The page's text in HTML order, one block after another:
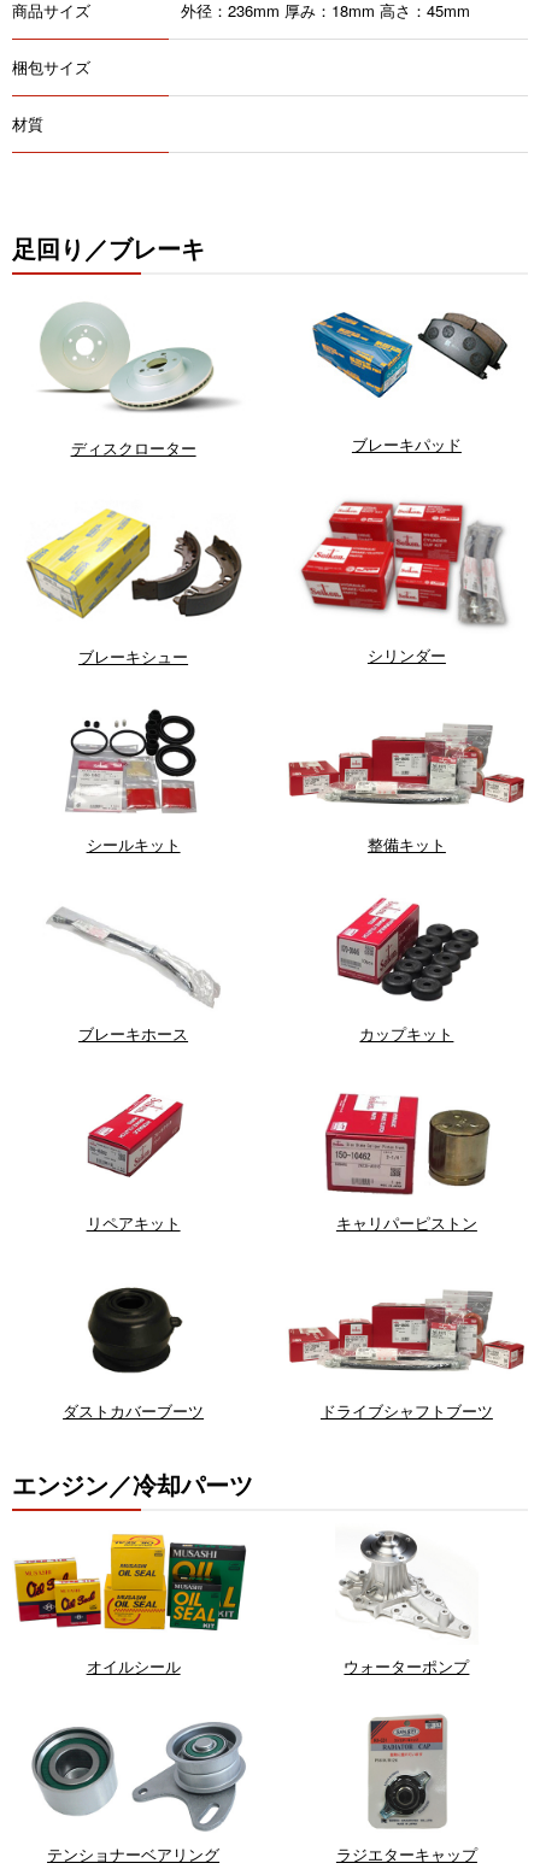
商品サイズ 外径：236mm 厚み：18mm 高さ：45mm
梱包サイズ
材質
足回り／ブレーキ
ディスクローター ブレーキパッド
ブレーキシュー シリンダー
シールキット 整備キット
ブレーキホース カップキット
リペアキット キャリパーピストン
ダストカバーブーツ ドライブシャフトブーツ
エンジン／冷却パーツ
オイルシール ウォーターポンプ
テンショナーベアリング ラジエターキャップ